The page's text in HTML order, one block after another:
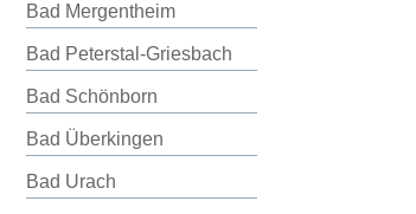
Bad Mergentheim
Bad Peterstal-Griesbach
Bad Schönborn
Bad Überkingen
Bad Urach